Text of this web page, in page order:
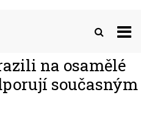
na osamělé
současným